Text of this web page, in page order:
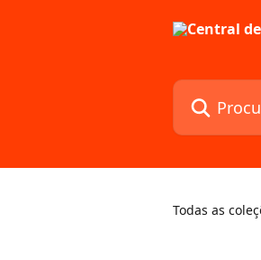
Procurar
Todas as